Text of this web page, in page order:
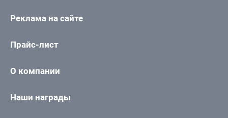
Реклама на сайте
Прайс-лист
О компании
Наши награды